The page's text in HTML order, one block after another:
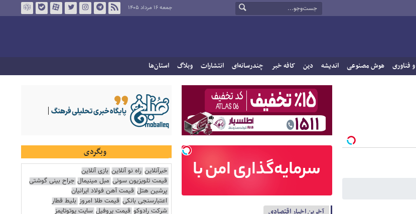
جمعه ۱۶ مرداد ۱۴۰۵
فناوری هوش مصنوعی اندیشه دین کافه خبر چندرسانه‌ای انتشارات وبلاگ استان‌ها
وبگردی
خبرآنلاین راه نو آنلاین بازی آنلاین
قیمت تلویزیون سونی مبل مینیمال جراح بینی گوشتی
پرشین هتل قیمت آهن فولاد ایرانیان
اعتبارسنجی بانکی قیمت طلا امروز بلیط قطار
شرکت رادوکو قیمت پروفیل سایت یوتوتایمز